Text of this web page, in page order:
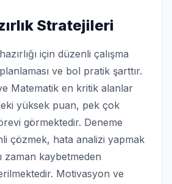
Stratejileri
için düzenli çalışma
ve bol pratik şarttır.
Matematik en kritik alanlar
yüksek puan, pek çok
görmektedir. Deneme
çözmek, hata analizi yapmak
zaman kaybetmeden
Motivasyon ve